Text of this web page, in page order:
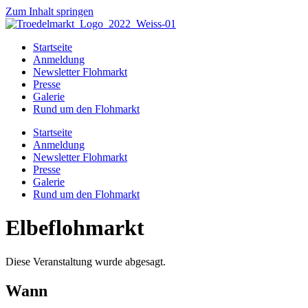
Zum Inhalt springen
Startseite
Anmeldung
Newsletter Flohmarkt
Presse
Galerie
Rund um den Flohmarkt
Startseite
Anmeldung
Newsletter Flohmarkt
Presse
Galerie
Rund um den Flohmarkt
Elbeflohmarkt
Diese Veranstaltung wurde abgesagt.
Wann